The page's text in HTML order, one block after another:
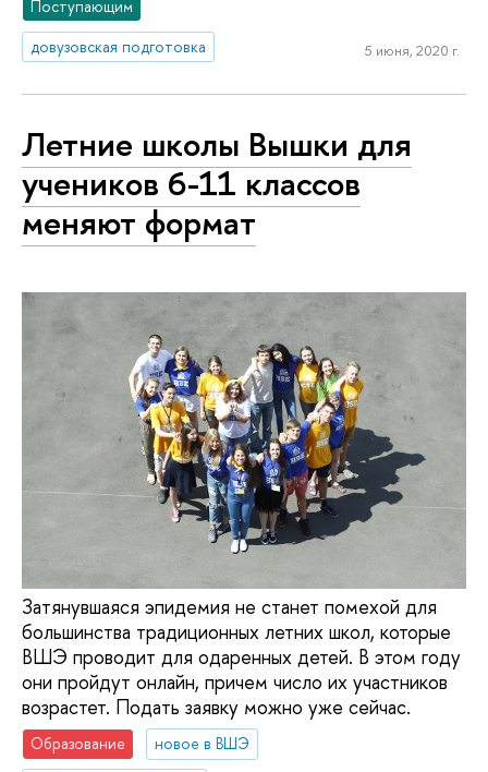
Поступающим
довузовская подготовка
5 июня, 2020 г.
Летние школы Вышки для
учеников 6-11 классов
меняют формат
Затянувшаяся эпидемия не станет помехой для
большинства традиционных летних школ, которые
ВШЭ проводит для одаренных детей. В этом году
они пройдут онлайн, причем число их участников
возрастет. Подать заявку можно уже сейчас.
Образование
новое в ВШЭ